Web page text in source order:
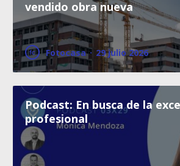
vendido obra nueva
Fotocasa · 29 julio 2026
Podcast: En busca de la
profesional